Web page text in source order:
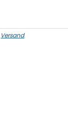
Versand.